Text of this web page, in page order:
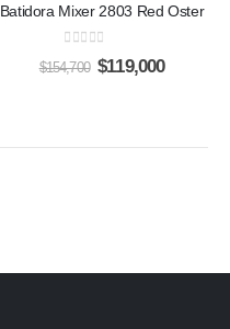
Batidora Mixer 2803 Red Oster
out of 5
$154,700 Original
price
$119,000Current